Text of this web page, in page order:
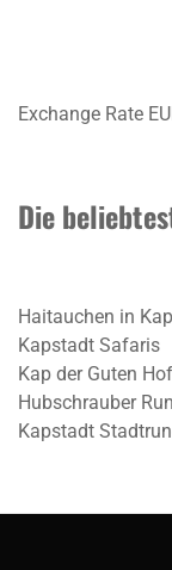
Exchange Rate
Die
Haitauchen in
Kapstadt Safaris
Kap der Guten
Hubschrauber
Kapstadt